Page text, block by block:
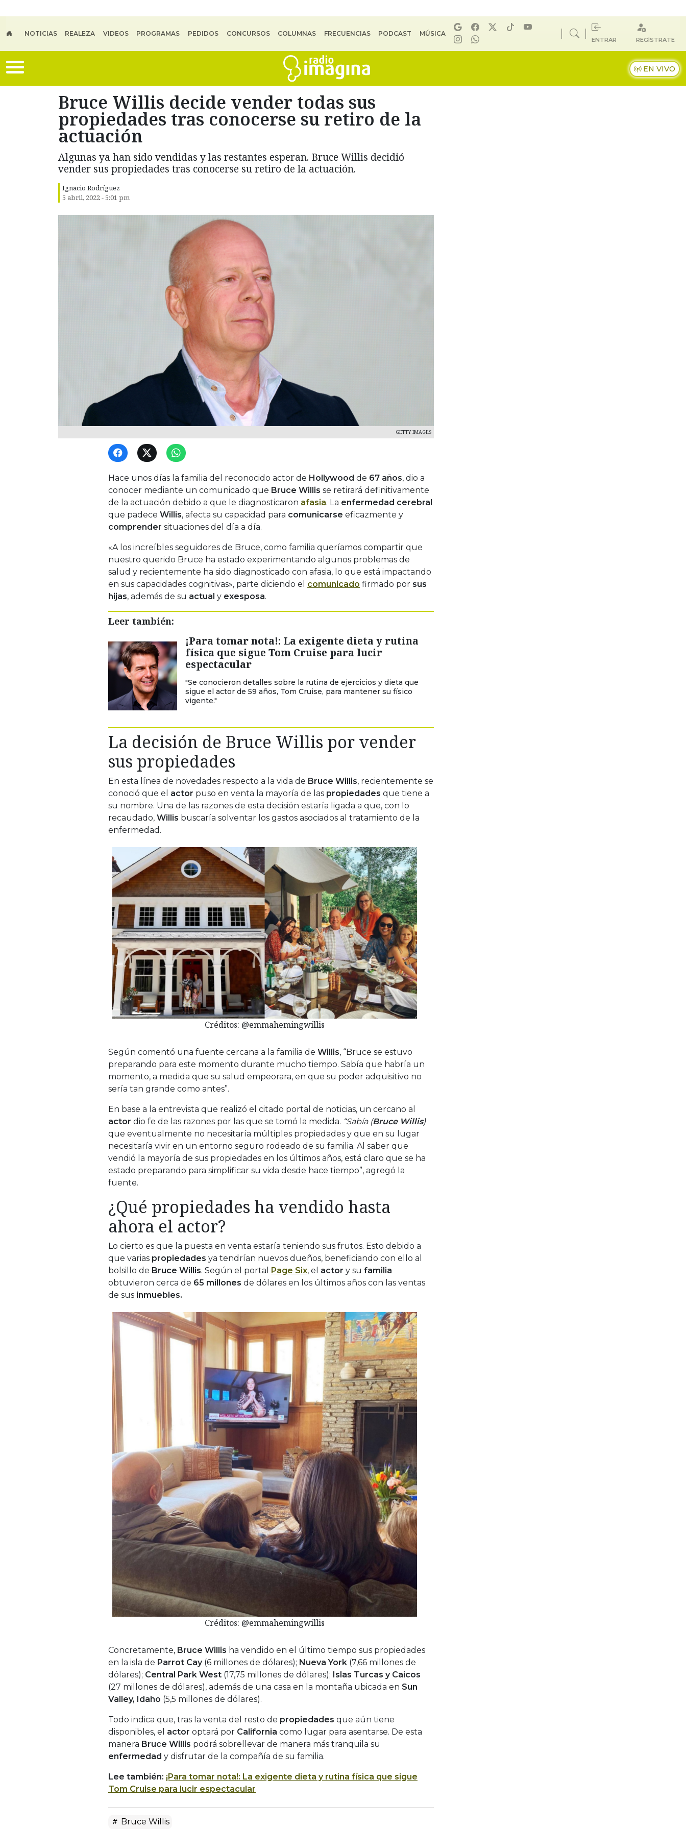
NOTICIAS REALEZA VIDEOS PROGRAMAS PEDIDOS CONCURSOS COLUMNAS FRECUENCIAS PODCAST MÚSICA
ENTRAR REGÍSTRATE
EN VIVO
Bruce Willis decide vender todas sus
propiedades tras conocerse su retiro de la
actuación
Algunas ya han sido vendidas y las restantes esperan. Bruce Willis decidió
vender sus propiedades tras conocerse su retiro de la actuación.
Ignacio Rodríguez
5 abril, 2022 - 5:01 pm
GETTY IMAGES
Hace unos días la familia del reconocido actor de Hollywood de 67 años, dio a
conocer mediante un comunicado que Bruce Willis se retirará definitivamente
de la actuación debido a que le diagnosticaron afasia. La enfermedad cerebral
que padece Willis, afecta su capacidad para comunicarse eficazmente y
comprender situaciones del día a día.
«A los increíbles seguidores de Bruce, como familia queríamos compartir que
nuestro querido Bruce ha estado experimentando algunos problemas de
salud y recientemente ha sido diagnosticado con afasia, lo que está impactando
en sus capacidades cognitivas», parte diciendo el comunicado firmado por sus
hijas, además de su actual y exesposa.
Leer también:
¡Para tomar nota!: La exigente dieta y rutina
física que sigue Tom Cruise para lucir
espectacular
"Se conocieron detalles sobre la rutina de ejercicios y dieta que
sigue el actor de 59 años, Tom Cruise, para mantener su físico
vigente."
La decisión de Bruce Willis por vender
sus propiedades
En esta línea de novedades respecto a la vida de Bruce Willis, recientemente se
conoció que el actor puso en venta la mayoría de las propiedades que tiene a
su nombre. Una de las razones de esta decisión estaría ligada a que, con lo
recaudado, Willis buscaría solventar los gastos asociados al tratamiento de la
enfermedad.
Créditos: @emmahemingwillis
Según comentó una fuente cercana a la familia de Willis, “Bruce se estuvo
preparando para este momento durante mucho tiempo. Sabía que habría un
momento, a medida que su salud empeorara, en que su poder adquisitivo no
sería tan grande como antes”.
En base a la entrevista que realizó el citado portal de noticias, un cercano al
actor dio fe de las razones por las que se tomó la medida. “Sabía (Bruce Willis)
que eventualmente no necesitaría múltiples propiedades y que en su lugar
necesitaría vivir en un entorno seguro rodeado de su familia. Al saber que
vendió la mayoría de sus propiedades en los últimos años, está claro que se ha
estado preparando para simplificar su vida desde hace tiempo”, agregó la
fuente.
¿Qué propiedades ha vendido hasta
ahora el actor?
Lo cierto es que la puesta en venta estaría teniendo sus frutos. Esto debido a
que varias propiedades ya tendrían nuevos dueños, beneficiando con ello al
bolsillo de Bruce Willis. Según el portal Page Six, el actor y su familia
obtuvieron cerca de 65 millones de dólares en los últimos años con las ventas
de sus inmuebles.
Créditos: @emmahemingwillis
Concretamente, Bruce Willis ha vendido en el último tiempo sus propiedades
en la isla de Parrot Cay(6 millones de dólares); Nueva York (7,66 millones de
dólares); Central Park West (17,75 millones de dólares); Islas Turcas y Caicos
(27 millones de dólares), además de una casa en la montaña ubicada en Sun
Valley, Idaho (5,5 millones de dólares).
Todo indica que, tras la venta del resto de propiedades que aún tiene
disponibles, el actor optará por California como lugar para asentarse. De esta
manera Bruce Willis podrá sobrellevar de manera más tranquila su
enfermedad y disfrutar de la compañía de su familia.
Lee también: ¡Para tomar nota!: La exigente dieta y rutina física que sigue
Tom Cruise para lucir espectacular
Bruce Willis